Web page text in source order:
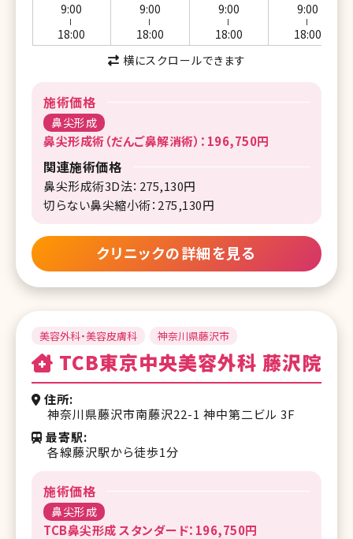
9:00
18:00
9:00
18:00
9:00
18:00
9:00
18:00
横にスクロールできます
施術価格
鼻尖形成
鼻尖形成術（だんご鼻解消術）：196,750円
関連施術価格
鼻尖形成術3D法：275,130円
切らない鼻尖縮小術：275,130円
クリニックの詳細を見る
美容外科・美容皮膚科 神奈川県藤沢市
TCB東京中央美容外科 藤沢院
住所
神奈川県藤沢市南藤沢22-1 神中第二ビル 3F
最寄駅
各線藤沢駅から徒歩1分
施術価格
鼻尖形成
TCB鼻尖形成 スタンダード：196,750円